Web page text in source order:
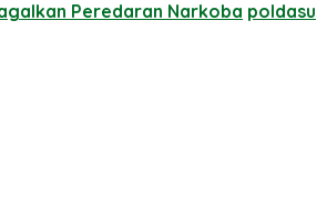
Peredaran Narkoba poldasu